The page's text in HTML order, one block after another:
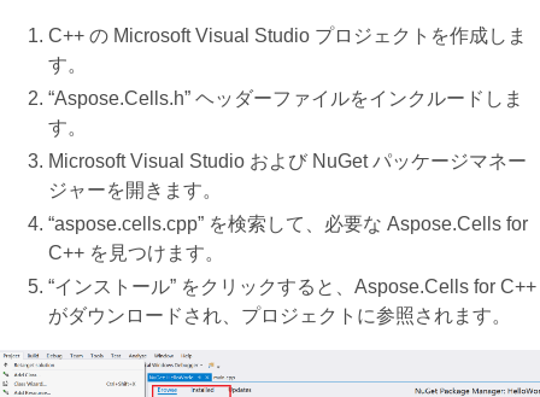
C++ の Microsoft Visual Studio プロジェクトを作成しま
す。
“Aspose.Cells.h” ヘッダーファイルをインクルードしま
す。
Microsoft Visual Studio および NuGet パッケージマネー
ジャーを開きます。
“aspose.cells.cpp” を検索して、必要な Aspose.Cells for
C++ を見つけます。
“インストール” をクリックすると、Aspose.Cells for C++
がダウンロードされ、プロジェクトに参照されます。